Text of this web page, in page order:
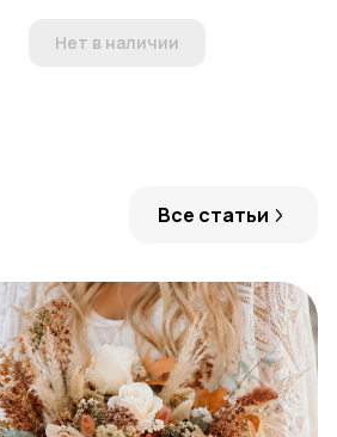
Нет в наличии
Все статьи